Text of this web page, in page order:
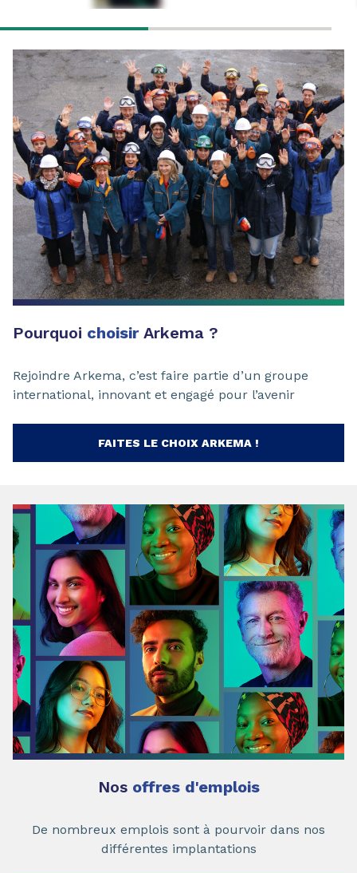
Pourquoi choisir Arkema ?
Rejoindre Arkema, c’est faire partie d’un groupe
international, innovant et engagé pour l’avenir
FAITES LE CHOIX ARKEMA !
Nos offres d'emplois
De nombreux emplois sont à pourvoir dans nos
différentes implantations